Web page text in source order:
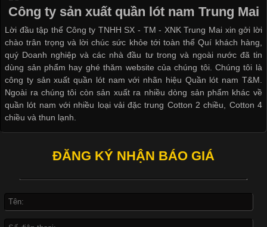
thuộc và được sử dụng phổ biến nhất hiện nay. Không chỉ đa
dạng về màu sắc hay chất liệu, áo thun còn có nhiều form dáng
khác nhau để phù hợp với từng phong cách thời trang và nhu
cầu
Khám Phá Áo Phông Trang Phục Phổ Biến Nhất Hiện Nay
Áo phông là một trong những trang phục phổ biến nhất trong
Không chỉ xuất hiện trong thời trang thường ngày, áo phông còn
được ứng dụng rộng rãi trong ngành sản xuất may mặc, đặc
Công ty sản xuất quần lót nam Trung Mai
Lời đầu tập thể Công ty TNHH SX - TM - XNK Trung Mai xin gởi lời
chào trân trọng và lời chúc sức khỏe tới toàn thể Quí khách hàng,
quý Doanh nghiệp và các nhà đầu tư trong và ngoài nước đã tin
dùng sản phẩm hay ghé thăm website của chúng tôi. Chúng tôi là
công ty sản xuất quần lót nam với nhãn hiệu Quần lót nam T&M.
Ngoài ra chúng tôi còn sản xuất ra nhiều dòng sản phẩm khác về
quần lót nam với nhiều loại vải đặc trung Cotton 2 chiều, Cotton 4
chiều và thun lạnh.
ĐĂNG KÝ NHẬN BÁO GIÁ